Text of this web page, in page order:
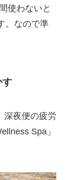
使わないと
。なので準
す
深夜便の疲労
Spa」